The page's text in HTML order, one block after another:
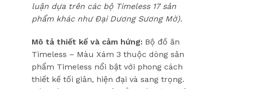
luận dựa trên các bộ Timeless 17 sản
phẩm khác như Đại Dương Sương Mờ).
Mô tả thiết kế và cảm hứng: Bộ đồ ăn
Timeless – Màu Xám 3 thuộc dòng sản
phẩm Timeless nổi bật với phong cách
thiết kế tối giản, hiện đại và sang trọng.